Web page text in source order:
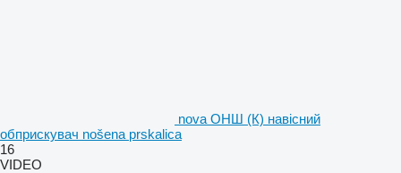
nova ОНШ (К) навісний
обприскувач nošena prskalica
16
VIDEO